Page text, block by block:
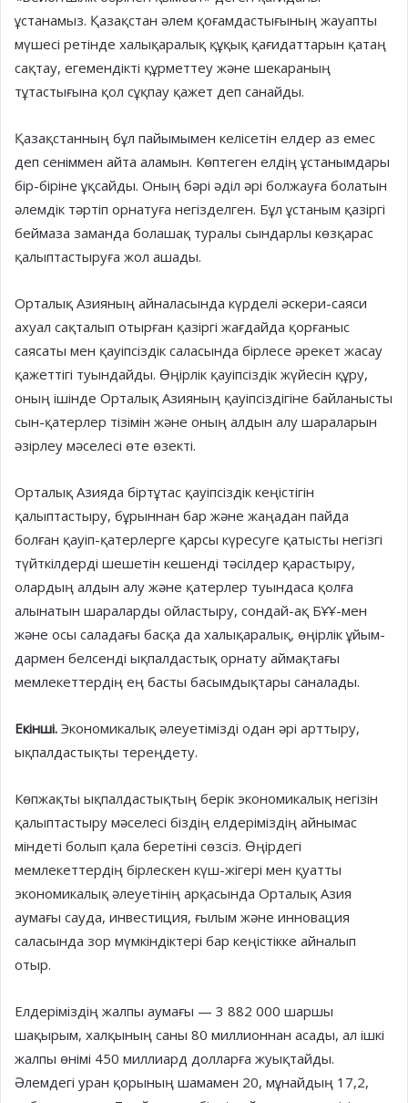
ұстанамыз. Қа­зақстан әлем қоғамдастығының жауапты
мүшесі ретінде халықаралық құқық қағидаттарын қатаң
сақтау, егемендікті құрметтеу және шека­раның
тұтастығына қол сұқпау қажет деп санайды.
Қазақстанның бұл пайымымен келісетін елдер аз емес
деп сенім­мен айта аламын. Көптеген елдің ұста­нымдары
бір-біріне ұқсайды. Оның бәрі әділ әрі болжауға болатын
әлем­дік тәртіп орнатуға негізделген. Бұл ұстаным қазіргі
беймаза заманда бола­шақ туралы сындарлы көзқарас
қалыптастыруға жол ашады.
Орталық Азияның айналасында күрделі әскери-саяси
ахуал сақталып отырған қазіргі жағдайда қорғаныс
саясаты мен қауіпсіздік саласында бірлесе әрекет жасау
қажеттігі туын­дайды. Өңірлік қауіпсіздік жүйе­сін құру,
оның ішінде Орталық Азия­ның қауіпсіздігіне байланысты
сын-қатерлер тізімін және оның алдын алу шараларын
әзірлеу мәселесі өте өзекті.
Орталық Азияда біртұтас қауіп­сіз­дік кеңістігін
қалыптастыру, бұ­рын­нан бар және жаңадан пайда
болған қауіп-қатерлерге қарсы күресуге қатысты негізгі
түйткілдерді шешетін кешенді тәсілдер қарастыру,
олардың алдын алу және қатерлер туындаса қолға
алынатын шараларды ойластыру, сондай-ақ БҰҰ-мен
және осы саладағы басқа да халықаралық, өңірлік ұйым­
дармен белсенді ықпалдастық орнату аймақтағы
мемлекеттердің ең басты басымдықтары саналады.
Екінші. Экономикалық әлеуе­ті­мізді одан әрі арттыру,
ықпал­дастықты тереңдету.
Көпжақты ықпалдастықтың берік экономикалық негізін
қалыптастыру мәселесі біздің елдеріміздің айнымас
міндеті болып қала беретіні сөзсіз. Өңірдегі
мемлекеттердің бірлескен күш-жігері мен қуатты
экономикалық әлеуетінің арқасында Орталық Азия
аумағы сауда, инвестиция, ғылым және инновация
саласында зор мүм­кін­діктері бар кеңістікке айналып
отыр.
Елдеріміздің жалпы аумағы — 3 882 000 шаршы
шақырым, хал­қының саны 80 миллионнан асады, ал ішкі
жалпы өнімі 450 миллиард долларға жуықтайды.
Әлемдегі уран қорының шамамен 20, мұнай­дың 17,2,